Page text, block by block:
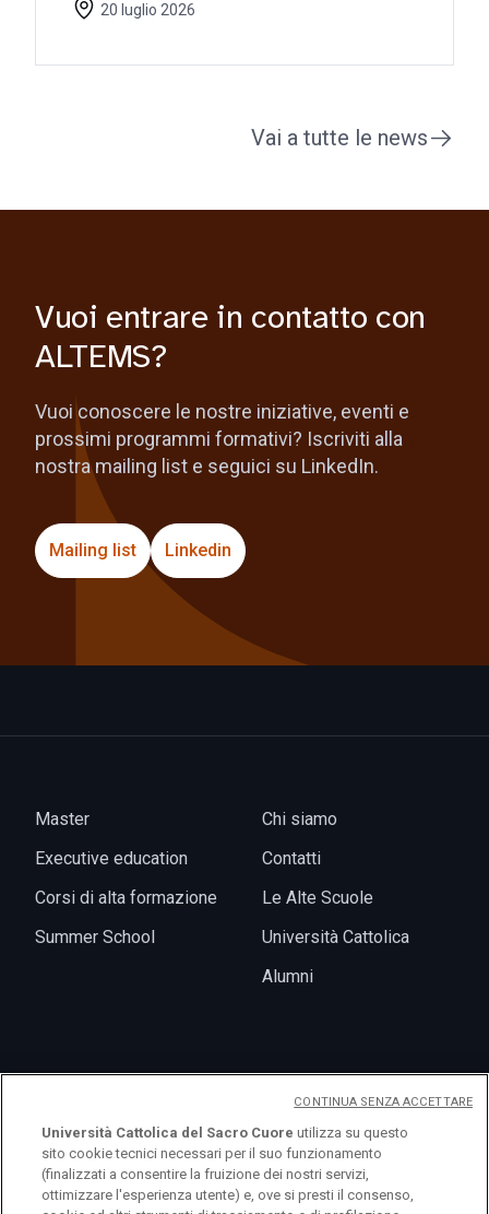
20 luglio 2026
Vai a tutte le news
Vuoi entrare in contatto con
ALTEMS?
Vuoi conoscere le nostre iniziative, eventi e
prossimi programmi formativi? Iscriviti alla
nostra mailing list e seguici su LinkedIn.
Mailing list Linkedin
Master
Executive education
Corsi di alta formazione
Summer School
Chi siamo
Contatti
Le Alte Scuole
Università Cattolica
Alumni
Eventi
Università Cattolica del Sacro Cuore utilizza su questo
sito cookie tecnici necessari per il suo funzionamento
(finalizzati a consentire la fruizione dei nostri servizi,
ottimizzare l'esperienza utente) e, ove si presti il consenso,
CONTINUA SENZA ACCETTARE